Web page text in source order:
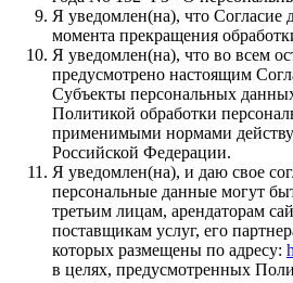
Я уведомлен(на), что Согласие
момента прекращения
Я уведомлен(на), что во всем
предусмотрено настоящим
Субъекты персональных
Политикой обработки
применимыми нормами
Российской Федерации.
Я уведомлен(на), и даю свое
персональные данные могут
третьим лицам, арендаторам
поставщикам услуг, его
которых размещены по адресу:
в целях, предусмотренных